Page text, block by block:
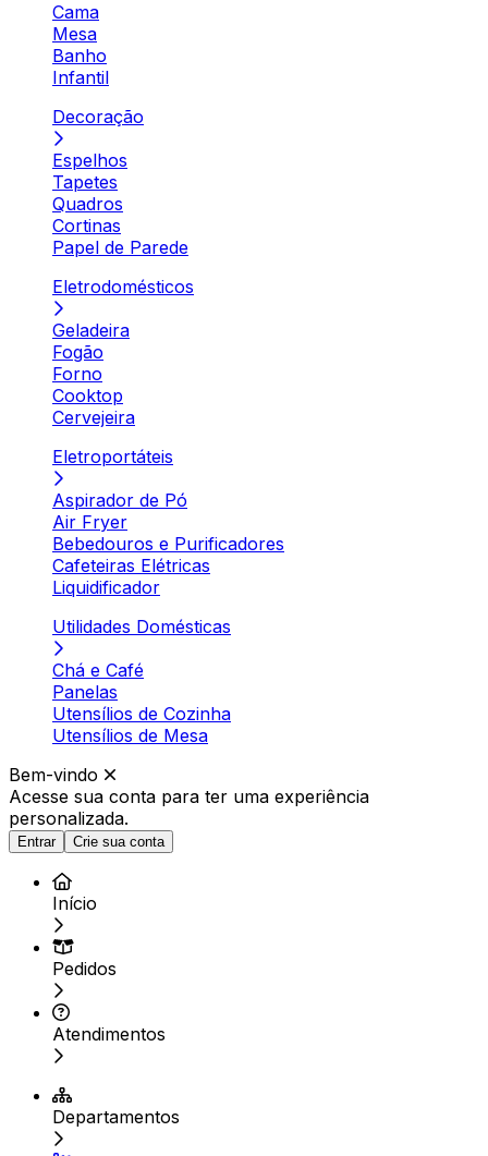
Cama
Mesa
Banho
Infantil
Decoração
Espelhos
Tapetes
Quadros
Cortinas
Papel de Parede
Eletrodomésticos
Geladeira
Fogão
Forno
Cooktop
Cervejeira
Eletroportáteis
Aspirador de Pó
Air Fryer
Bebedouros e Purificadores
Cafeteiras Elétricas
Liquidificador
Utilidades Domésticas
Chá e Café
Panelas
Utensílios de Cozinha
Utensílios de Mesa
Bem-vindo
Acesse sua conta para ter uma experiência
personalizada.
Entrar Crie sua conta
Início
Pedidos
Atendimentos
Departamentos